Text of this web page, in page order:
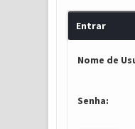
Entrar
Nome de
Senha: